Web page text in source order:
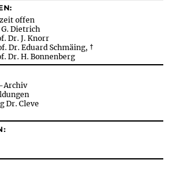
offen
Dietrich
Dr. J. Knorr
Dr. Eduard Schmäing, †
Dr. H. Bonnenberg
Archiv
Dr. Cleve